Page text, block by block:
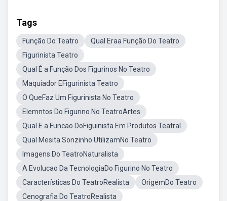
Tags
Função Do Teatro
Qual Eraa Função Do Teatro
Figurinista Teatro
Qual É a Função Dos Figurinos No Teatro
Maquiador EFigurinista Teatro
O QueFaz Um Figurinista No Teatro
Elemntos Do Figurino No TeatroArtes
Qual E a Funcao DoFiguinista Em Produtos Teatral
Qual Mesita Sonzinho UtilizamNo Teatro
Imagens Do TeatroNaturalista
A Evolucao Da TecnologiaDo Figurino No Teatro
Características Do TeatroRealista
OrigemDo Teatro
Cenografia Do TeatroRealista